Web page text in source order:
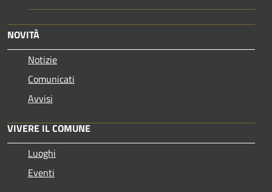
NOVITÀ
Notizie
Comunicati
Avvisi
VIVERE IL COMUNE
Luoghi
Eventi